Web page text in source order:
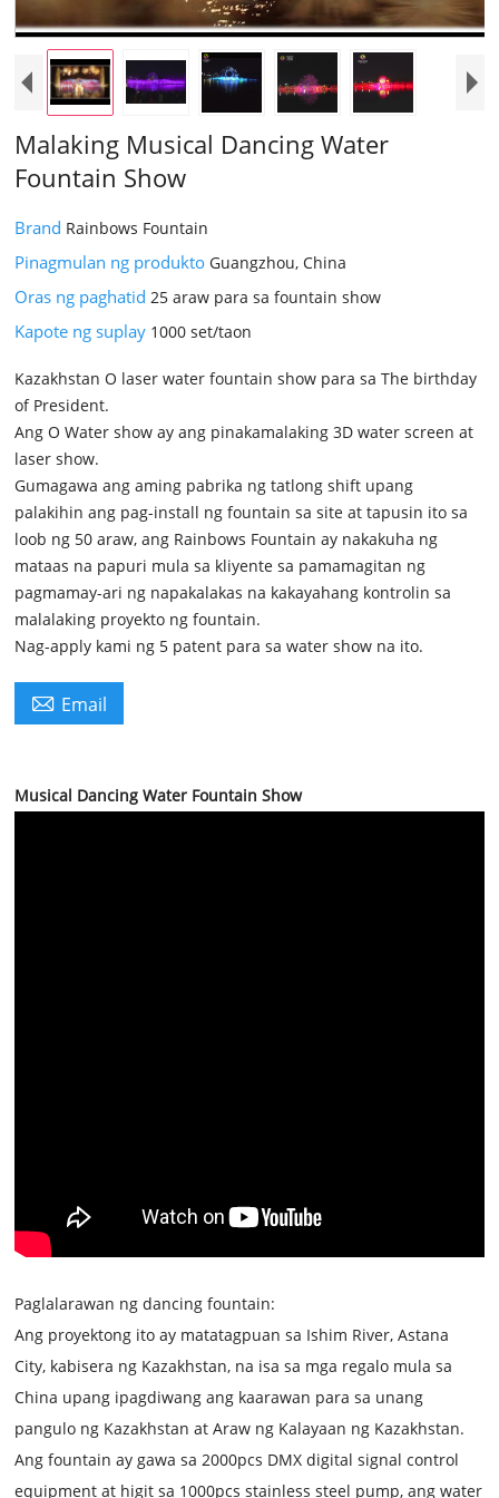
Malaking Musical Dancing Water
Fountain Show
Brand Rainbows Fountain
Pinagmulan ng produktoGuangzhou, China
Oras ng paghatid 25 araw para sa fountain show
Kapote ng suplay 1000 set/taon
Kazakhstan O laser water fountain show para sa The birthday
of President.
Ang O Water show ay ang pinakamalaking 3D water screen at
laser show.
Gumagawa ang aming pabrika ng tatlong shift upang
palakihin ang pag-install ng fountain sa site at tapusin ito sa
loob ng 50 araw, ang Rainbows Fountain ay nakakuha ng
mataas na papuri mula sa kliyente sa pamamagitan ng
pagmamay-ari ng napakalakas na kakayahang kontrolin sa
malalaking proyekto ng fountain.
Nag-apply kami ng 5 patent para sa water show na ito.
 Email
Musical Dancing Water Fountain Show
Paglalarawan ng dancing fountain:
Ang proyektong ito ay matatagpuan sa Ishim River, Astana
City, kabisera ng Kazakhstan, na isa sa mga regalo mula sa
China upang ipagdiwang ang kaarawan para sa unang
pangulo ng Kazakhstan at Araw ng Kalayaan ng Kazakhstan.
Ang fountain ay gawa sa 2000pcs DMX digital signal control
equipment at higit sa 1000pcs stainless steel pump, ang water